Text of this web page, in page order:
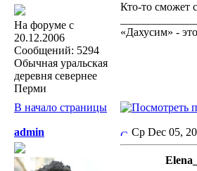
На форуме с
20.12.2006
Сообщений: 5294
Обычная уральская
деревня севернее
Перми
Кто-то сможет
«Дахусим» -
В начало страницы
admin Ср Dec 05,